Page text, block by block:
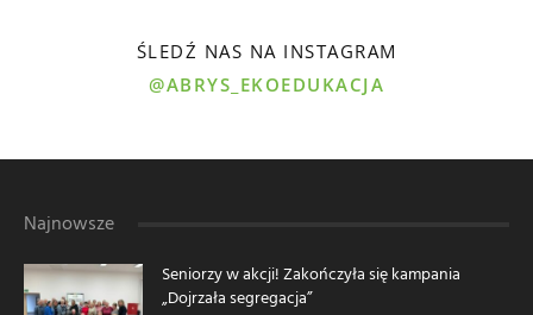
ŚLEDŹ NAS NA INSTAGRAM
@ABRYS_EKOEDUKACJA
Najnowsze
Seniorzy w akcji! Zakończyła się kampania
„Dojrzała segregacja”